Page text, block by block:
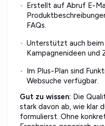
Erstellt auf Abruf E-
FAQs.
Unterstützt auch
Kampagnenideen und
Im Plus-Plan sind
Websuche verfügbar.
Gut zu wissen: Die
stark davon ab, wie klar
formulierst. Ohne